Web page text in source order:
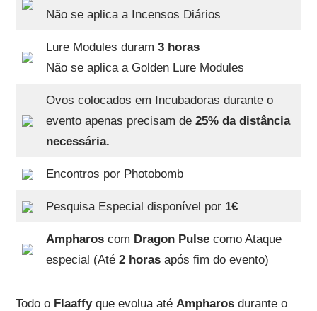
Não se aplica a Incensos Diários
Lure Modules duram3 horas
Não se aplica a Golden Lure Modules
Ovos colocados em Incubadoras durante o
evento apenas precisam de25% da distância
necessária.
Encontros por Photobomb
Pesquisa Especial disponível por 1€
Ampharos com Dragon Pulse como Ataque
especial (Até2 horasapós fim do evento)
Todo o Flaaffyque evolua até Ampharosdurante o